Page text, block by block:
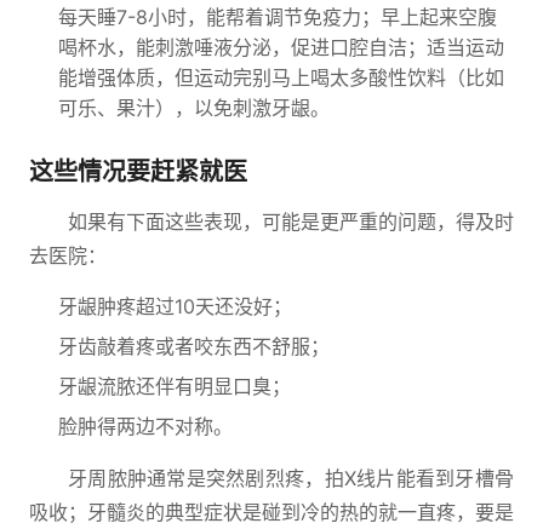
每天睡7-8小时，能帮着调节免疫力；早上起来空腹
喝杯水，能刺激唾液分泌，促进口腔自洁；适当运动
能增强体质，但运动完别马上喝太多酸性饮料（比如
可乐、果汁），以免刺激牙龈。
这些情况要赶紧就医
如果有下面这些表现，可能是更严重的问题，得及时
去医院：
牙龈肿疼超过10天还没好；
牙齿敲着疼或者咬东西不舒服；
牙龈流脓还伴有明显口臭；
脸肿得两边不对称。
牙周脓肿通常是突然剧烈疼，拍X线片能看到牙槽骨
吸收；牙髓炎的典型症状是碰到冷的热的就一直疼，要是